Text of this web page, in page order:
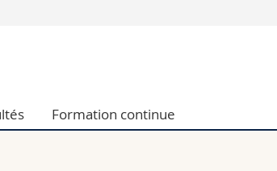
et management
Chercheurs
Formation continue